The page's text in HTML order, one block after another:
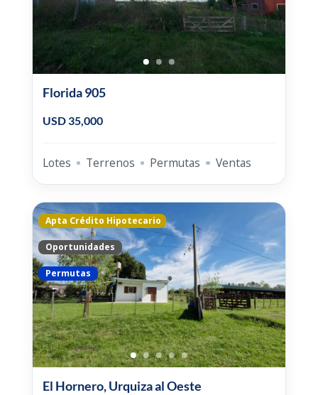
Florida 905
USD 35,000
Lotes Terrenos Permutas Ventas
Apta Crédito Hipotecario
Oportunidades
Permutas
El Hornero, Urquiza al Oeste